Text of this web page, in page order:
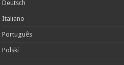
Deutsch
Italiano
Português
Polski